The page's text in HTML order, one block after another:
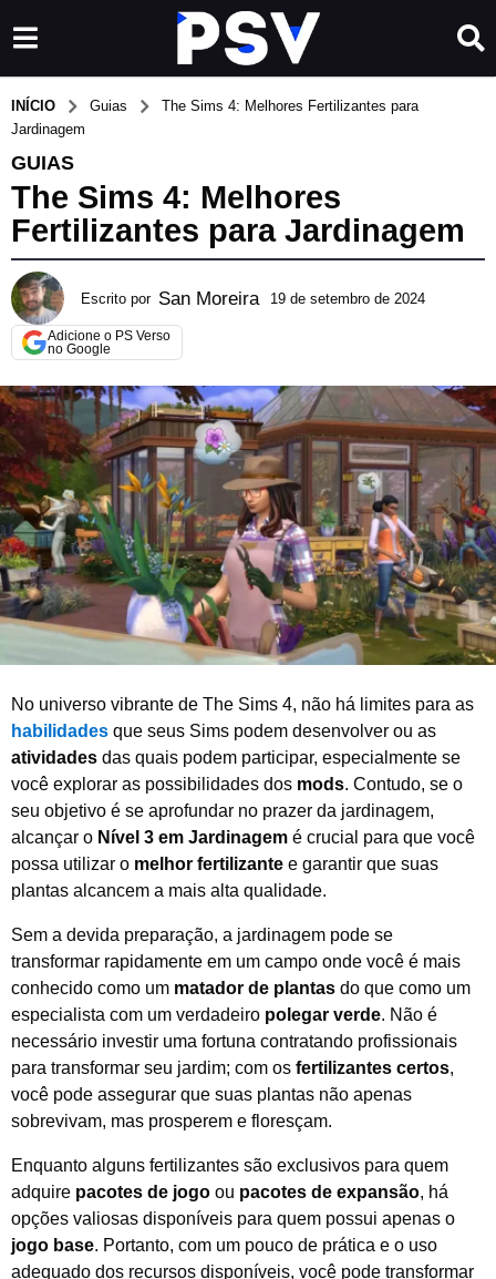
INÍCIO Guias
The Sims 4: Melhores Fertilizantes para
Jardinagem
GUIAS
The Sims 4: Melhores
Fertilizantes para Jardinagem
Escrito por San Moreira 19 de setembro de 2024
a
r
i
l
d
e
2
0
2
5
Adicione o PS Verso
no Google
No universo vibrante de The Sims 4, não há limites para as
habilidades que seus Sims podem desenvolver ou as
atividades das quais podem participar, especialmente se
você explorar as possibilidades dos mods. Contudo, se o
seu objetivo é se aprofundar no prazer da jardinagem,
alcançar o Nível 3 em Jardinagem é crucial para que você
possa utilizar o melhor fertilizante e garantir que suas
plantas alcancem a mais alta qualidade.
Sem a devida preparação, a jardinagem pode se
transformar rapidamente em um campo onde você é mais
conhecido como um matador de plantas do que como um
especialista com um verdadeiro polegar verde. Não é
necessário investir uma fortuna contratando profissionais
para transformar seu jardim; com os fertilizantes certos,
você pode assegurar que suas plantas não apenas
sobrevivam, mas prosperem e floresçam.
Enquanto alguns fertilizantes são exclusivos para quem
adquire pacotes de jogo ou pacotes de expansão, há
opções valiosas disponíveis para quem possui apenas o
jogo base. Portanto, com um pouco de prática e o uso
adequado dos recursos disponíveis, você pode transformar